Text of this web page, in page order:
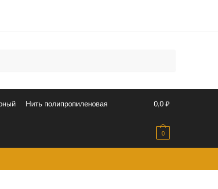
Нить полипропиленовая 0,0₽
0